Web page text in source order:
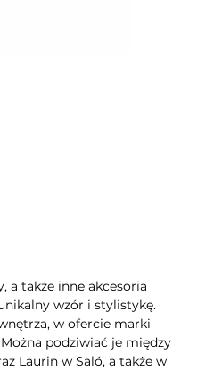
a także inne akcesoria
wzór i stylistykę.
w ofercie marki
podziwiać je między
Laurin w Saló, a także w